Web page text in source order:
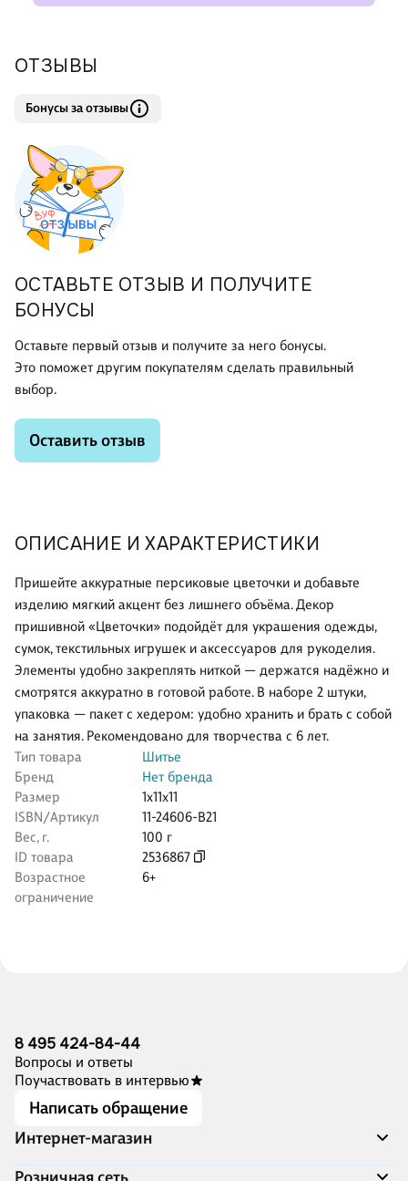
ОПИСАНИЕ И ХАРАКТЕРИСТИКИ
Пришейте аккуратные персиковые цветочки и добавьте
изделию мягкий акцент без лишнего объёма. Декор
пришивной «Цветочки» подойдёт для украшения одежды,
сумок, текстильных игрушек и аксессуаров для рукоделия.
Элементы удобно закреплять ниткой — держатся надёжно и
смотрятся аккуратно в готовой работе. В наборе 2 штуки,
упаковка — пакет с хедером: удобно хранить и брать с собой
на занятия. Рекомендовано для творчества с 6 лет.
Тип товара
Шитье
Бренд
Нет бренда
Размер
1x11x11
ISBN/Артикул
11-24606-B21
Вес, г.
100 г
ID товара
2536867
Возрастное
ограничение
6+
ОТЗЫВЫ
Бонусы за отзывы
ОСТАВЬТЕ ОТЗЫВ И ПОЛУЧИТЕ
БОНУСЫ
Оставьте первый отзыв и получите за него бонусы.
Это поможет другим покупателям сделать правильный
выбор.
Оставить отзыв
8 495 424-84-44
Вопросы и ответы
Поучаствовать в интервью
Написать обращение
Интернет-магазин
Акции